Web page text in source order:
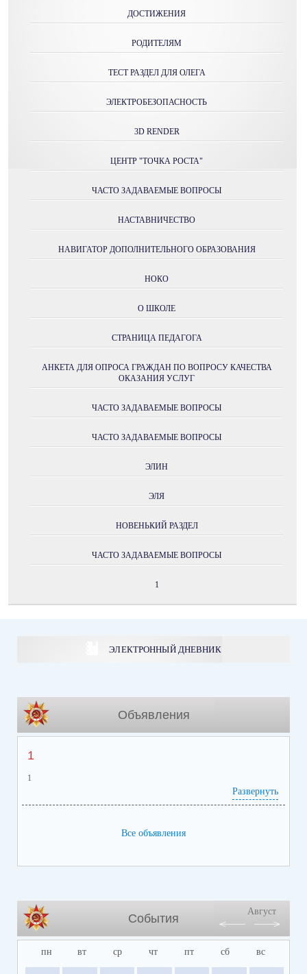
ДОСТИЖЕНИЯ
РОДИТЕЛЯМ
ТЕСТ РАЗДЕЛ ДЛЯ ОЛЕГА
ЭЛЕКТРОБЕЗОПАСНОСТЬ
3D RENDER
ЦЕНТР "ТОЧКА РОСТА"
ЧАСТО ЗАДАВАЕМЫЕ ВОПРОСЫ
НАСТАВНИЧЕСТВО
НАВИГАТОР ДОПОЛНИТЕЛЬНОГО ОБРАЗОВАНИЯ
НОКО
О ШКОЛЕ
СТРАНИЦА ПЕДАГОГА
АНКЕТА ДЛЯ ОПРОСА ГРАЖДАН ПО ВОПРОСУ КАЧЕСТВА
ОКАЗАНИЯ УСЛУГ
ЧАСТО ЗАДАВАЕМЫЕ ВОПРОСЫ
ЧАСТО ЗАДАВАЕМЫЕ ВОПРОСЫ
ЭЛИН
ЭЛЯ
НОВЕНЬКИЙ РАЗДЕЛ
ЧАСТО ЗАДАВАЕМЫЕ ВОПРОСЫ
1
ЭЛЕКТРОННЫЙ ДНЕВНИК
Объявления
1
1
Развернуть
Все объявления
События
Август
пн вт ср чт пт сб вс